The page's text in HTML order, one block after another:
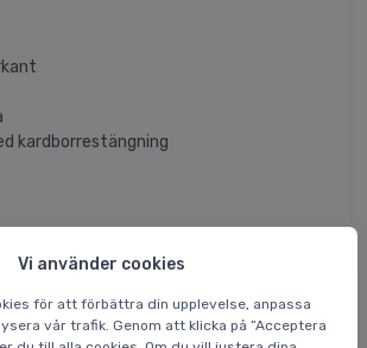
Vi använder cookies
för att förbättra din upplevelse, anpassa
vår trafik. Genom att klicka på ”Acceptera
kardborrestängning
är permanent rabatterad och vi får
aktuella lagret är sålt. Storlekar som ej
tillgängliga.